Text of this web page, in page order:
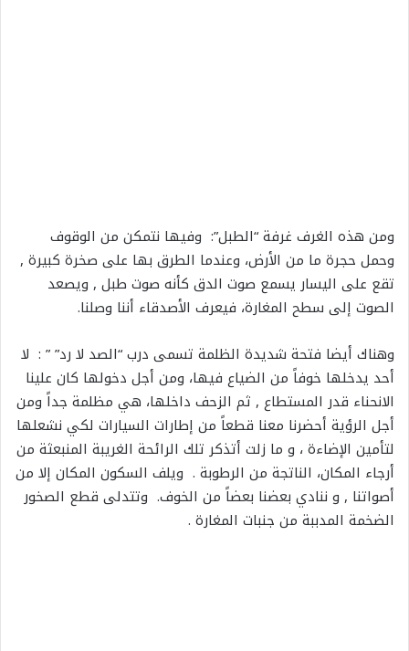
ومن هذه الغرف غرفة “الطبل”: وفيها نتمكن من الوقوف
وحمل حجرة ما من الأرض، وعندما الطرق بها على صخرة كبيرة ,
تقع على اليسار يسمع صوت الدق كأنه صوت طبل , ويصعد
الصوت إلى سطح المغارة، فيعرف الأصدقاء أننا وصلنا.
وهناك أيضا فتحة شديدة الظلمة تسمى درب “الصد لا رد” ” : لا
أحد يدخلها خوفاً من الضياع فيها، ومن أجل دخولها كان علينا
الانحناء قدر المستطاع , ثم الزحف داخلها، هي مظلمة جداً ومن
أجل الرؤية أحضرنا معنا قطعاً من إطارات السيارات لكي نشعلها
لتأمين الإضاءة ، و ما زلت أتذكر تلك الرائحة الغريبة المنبعثة من
أرجاء المكان، الناتجة من الرطوبة . ويلف السكون المكان إلا من
أصواتنا , و ننادي بعضنا بعضاً من الخوف. وتتدلى قطع الصخور
الضخمة المدببة من جنبات المغارة .